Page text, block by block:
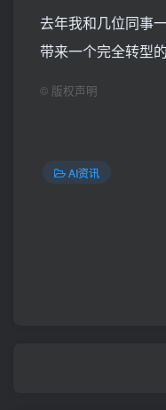
去年我和几位同事
带来一个完全转型
© 版权声明
AI资讯